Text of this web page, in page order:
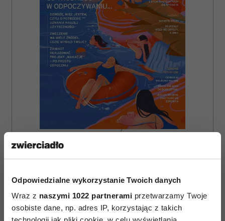
Odpowiedzialne wykorzystanie Twoich danych
Wraz z naszymi 1022 partnerami przetwarzamy Twoje
osobiste dane, np. adres IP, korzystając z takich
ZAMÓW
E-WYDANIE